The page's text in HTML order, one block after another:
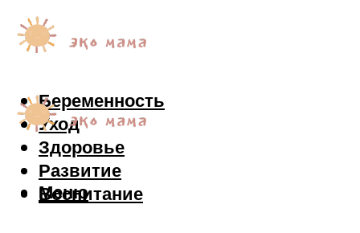
Беременность
Уход
Здоровье
Развитие
Воспитание
Меню